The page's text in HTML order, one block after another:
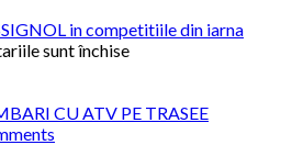
in competitiile din iarna
sunt închisepentru
in
CU ATV PE TRASEE